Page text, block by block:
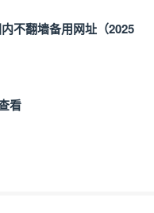
不翻墙备用网址（2025
看